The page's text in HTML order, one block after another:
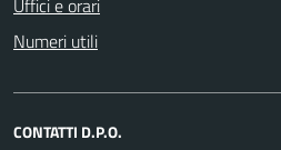
Numeri utili
CONTATTI D.P.O.